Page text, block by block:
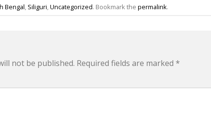
Bengal, Siliguri,Uncategorized. Bookmark the permalink.
not be published. Required fields are marked *